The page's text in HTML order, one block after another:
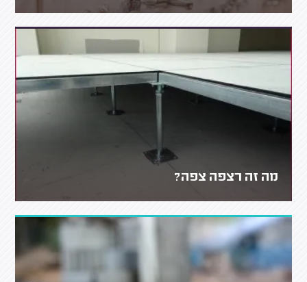
מה זה רצפה צפה?